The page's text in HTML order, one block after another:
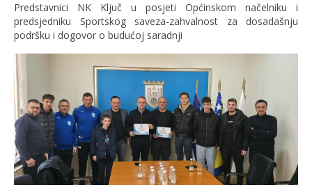
Predstavnici NK Ključ u posjeti Općinskom načelniku i
predsjedniku Sportskog saveza-zahvalnost za dosadašnju
podršku i dogovor o budućoj saradnji